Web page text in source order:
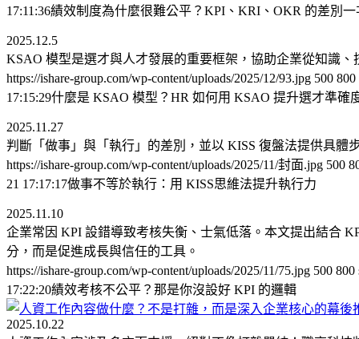
17:11:36績效制度為什麼很難公平？KPI、KRI、OKR 的差別一
2025.12.5
KSAO 模型是選才與人才發展的重要框架，協助企業從知識
https://ishare-group.com/wp-content/uploads/2025/12/93.jpg 500 800
17:15:29什麼是 KSAO 模型？HR 如何用 KSAO 提升選才準確
2025.11.27
判斷「做事」與「執行」的差別，並以 KISS 復盤法提供具
https://ishare-group.com/wp-content/uploads/2025/11/封面.jpg 500
21 17:17:17做事不等於執行：用 KISS思維法提升執行力
2025.11.10
企業常因 KPI 設錯導致考核失衡、士氣低落。本文提出結合
分，而是促進成長與信任的工具。
https://ishare-group.com/wp-content/uploads/2025/11/75.jpg 500 800
17:22:20績效考核不公平？那是你沒設好 KPI 的邏輯
2025.10.22